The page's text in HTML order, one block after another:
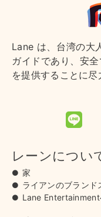
Lane は、台湾の大
ガイドであり、安
を提供することに尽
レーンについ
家
ライアンのブランド
Lane